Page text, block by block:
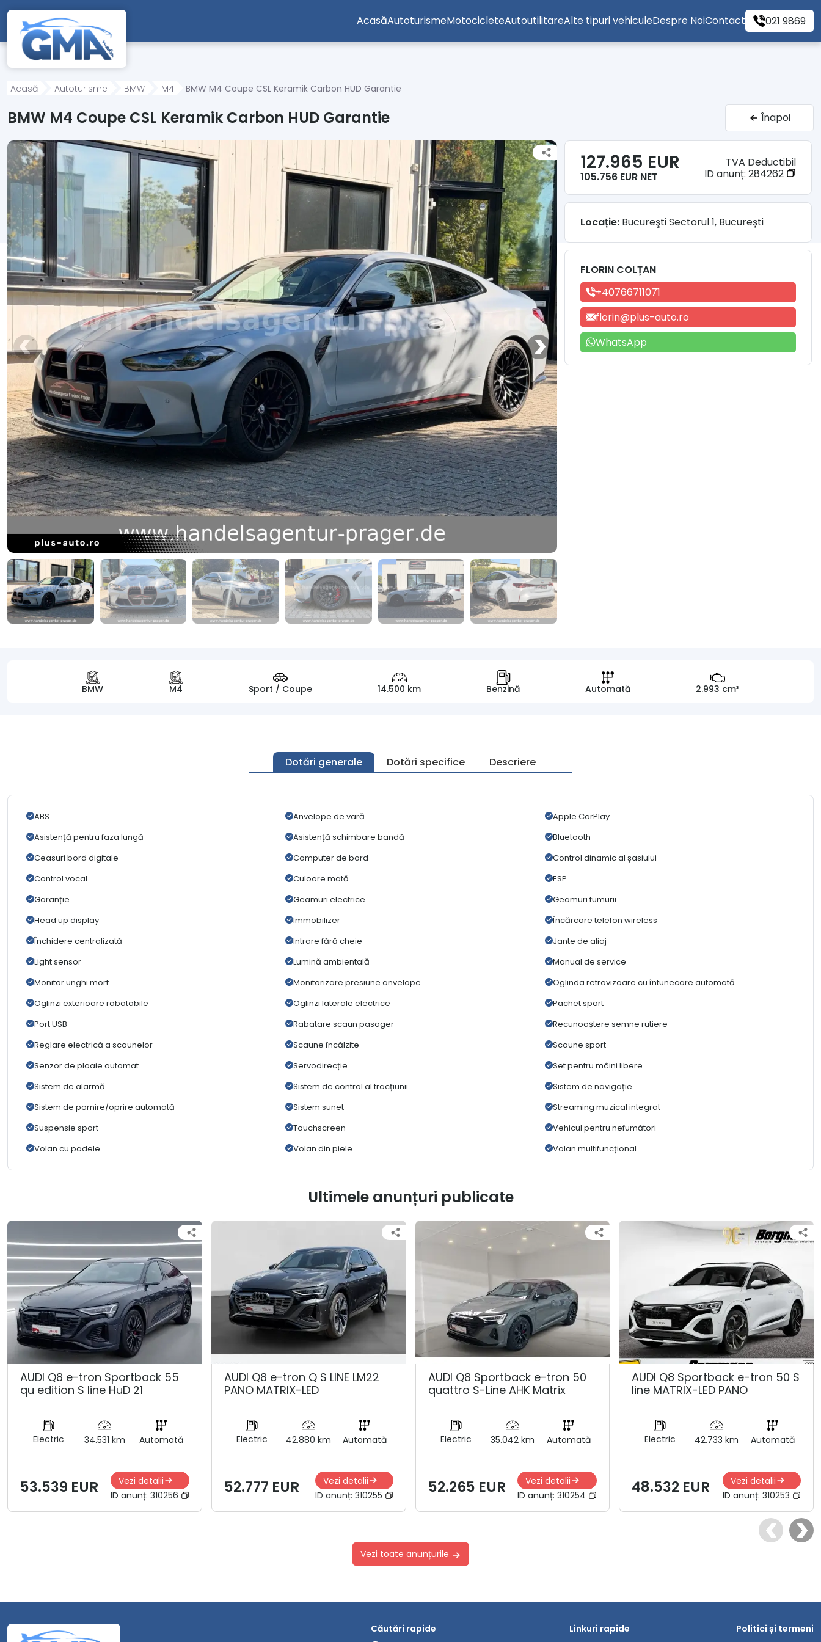
Mergi direct la conținutul principal
AcasăAutoturismeMotocicleteAutoutilitareAlte tipuri vehiculeDespre NoiContact 021 9869
Acasă Autoturisme BMW M4 BMW M4 Coupe CSL Keramik Carbon HUD Garantie
BMW M4 Coupe CSL Keramik Carbon HUD Garantie Înapoi
BMW M4 Sport / Coupe 14.500 km Benzină Automată 2.993 cm³
Dotări generale Dotări specifice Descriere
ABS Anvelope de vară
Apple CarPlay
Asistență pentru faza lungă
Asistență schimbare bandă
Bluetooth
Ceasuri bord digitale
Computer de bord
Control dinamic al șasiului
Control vocal
Culoare mată
ESP
Garanție
Geamuri electrice
Geamuri fumurii
Head up display
Immobilizer
Încărcare telefon wireless
Închidere centralizată
Intrare fără cheie
Jante de aliaj
Light sensor
Lumină ambientală
Manual de service
Monitor unghi mort
Monitorizare presiune anvelope
Oglinda retrovizoare cu întunecare automată
Oglinzi exterioare rabatabile
Oglinzi laterale electrice
Pachet sport
Port USB
Rabatare scaun pasager
Recunoaștere semne rutiere
Reglare electrică a scaunelor
Scaune încălzite
Scaune sport
Senzor de ploaie automat
Servodirecție
Set pentru mâini libere
Sistem de alarmă
Sistem de control al tracțiunii
Sistem de navigație
Sistem de pornire/oprire automată
Sistem sunet
Streaming muzical integrat
Suspensie sport
Touchscreen
Vehicul pentru nefumători
Volan cu padele
Volan din piele Volan multifuncțional
127.965 EUR
105.756 EUR NET
TVA Deductibil
ID anunț: 284262
Locație: Bucureşti Sectorul 1, București
FLORIN COLȚAN
+40766711071
florin@plus-auto.ro
WhatsApp
Ultimele anunțuri publicate
AUDI Q8 e-tron Sportback 55
qu edition S line HuD 21
Electric 34.531 km Automată
53.539 EUR
Vezi detalii
ID anunț: 310256
AUDI Q8 e-tron Q S LINE LM22
PANO MATRIX-LED
Electric 42.880 km Automată
52.777 EUR
Vezi detalii
ID anunț: 310255
AUDI Q8 Sportback e-tron 50
quattro S-Line AHK Matrix
Electric 35.042 km Automată
52.265 EUR
Vezi detalii
ID anunț:310254
AUDI Q8 Sportback e-tron 50 S
line MATRIX-LED PANO
Electric 42.733 km Automată
48.532 EUR
Vezi detalii
ID anunț: 310253
Vezi toate anunțurile
Căutări rapide
Linkuri rapide
Politici și termeni